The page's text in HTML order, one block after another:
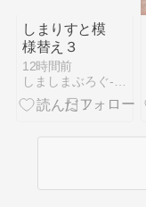
しまりすと模
様替え３
12時間前